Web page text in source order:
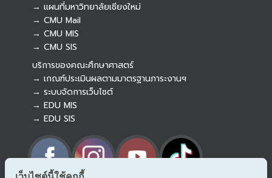
→ แผนที่มหาวิทยาลัยเชียงใหม่
→ CMU Mail
→ CMU MIS
→ CMU SIS
บริการของคณะศึกษาศาสตร์
→ เกณฑ์ประเมินผลตามมาตรฐานภาระงานฯ
→ ระบบจัดการเว็บไซต์
→ EDU MIS
→ EDU SIS
Botnoi Assistant
Connecting…